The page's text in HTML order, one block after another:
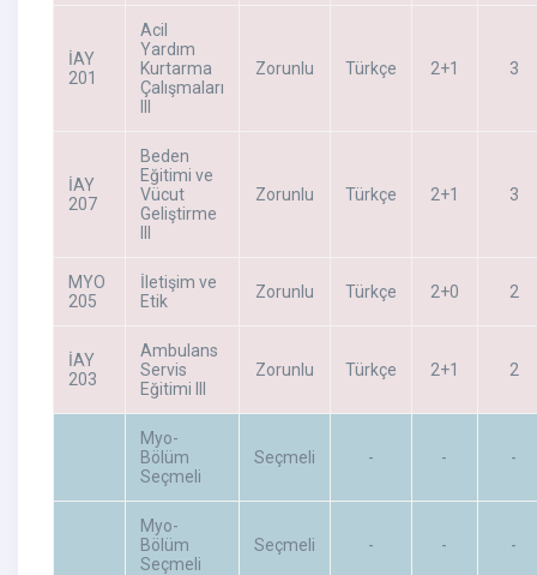
İAY
201
Acil
Yardım
Kurtarma
Çalışmaları
Zorunlu Türkçe 2+1 3
İAY
207
Beden
Eğitimi ve
Vücut
Geliştirme
Zorunlu Türkçe 2+1 3
MYO
205
İletişim ve
Etik
Zorunlu Türkçe 2+0 2
İAY
203
Ambulans
Servis
Eğitimi III
Zorunlu Türkçe 2+1 2
Myo-
Bölüm
Seçmeli
Seçmeli - - -
Myo-
Bölüm
Seçmeli
Seçmeli - - -